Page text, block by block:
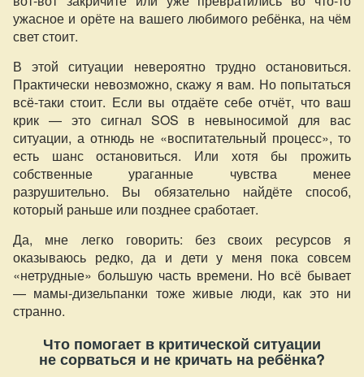
ужасное и орёте на вашего любимого ребёнка, на чём
свет стоит.
В этой ситуации невероятно трудно остановиться.
Практически невозможно, скажу я вам. Но попытаться
всё-таки стоит. Если вы отдаёте себе отчёт, что ваш
крик — это сигнал SOS в невыносимой для вас
ситуации, а отнюдь не «воспитательный процесс», то
есть шанс остановиться. Или хотя бы прожить
собственные ураганные чувства менее
разрушительно. Вы обязательно найдёте способ,
который раньше или позднее сработает.
Да, мне легко говорить: без своих ресурсов я
оказываюсь редко, да и дети у меня пока совсем
«нетрудные» большую часть времени. Но всё бывает
— мамы-дизельпанки тоже живые люди, как это ни
странно.
Что помогает в критической ситуации
не сорваться и не кричать на ребёнка?